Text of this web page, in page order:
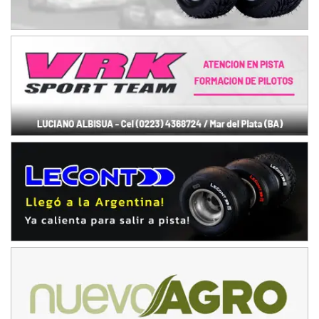
08/09-AGO
IAME SERIES ARGENTINA 6
Baradero (Buenos Aires)
KDO - F6
Trenque Lauquen (Buenos Aires)
ENTRERRIANO - F6 (POSTERGADA)
Villaguay (Entre Ríos)
VICTORIENSE - F7
El Cerro (Tierra)
Victoria (Entre Ríos)
PATAGONICO - F6
Juventud Unida (Tierra)